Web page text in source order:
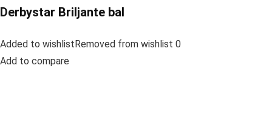
Derbystar Briljante bal
Added to wishlistRemoved from wishlist 0
Add to compare